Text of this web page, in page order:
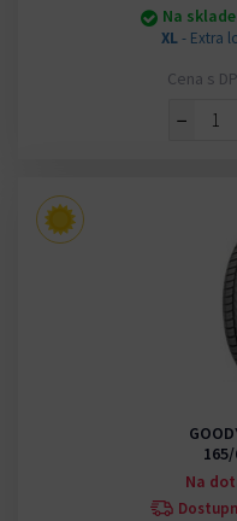
Na
XL- Extra
Cena s
−
Na